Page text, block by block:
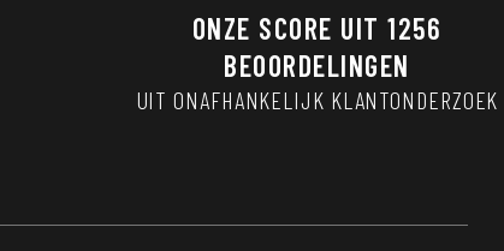
ONZE SCORE UIT1256
BEOORDELINGEN
UIT ONAFHANKELIJK KLANTONDERZOEK